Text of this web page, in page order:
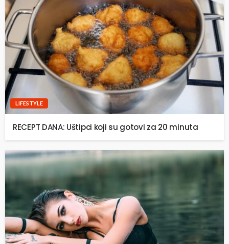
LIFESTYLE
RECEPT DANA: Uštipci koji su gotovi za 20 minuta